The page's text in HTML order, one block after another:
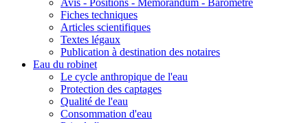
Fiches techniques
Articles scientifiques
Textes légaux
Publication à destination des notaires
Eau du robinet
Le cycle anthropique de l'eau
Protection des captages
Qualité de l'eau
Consommation d'eau